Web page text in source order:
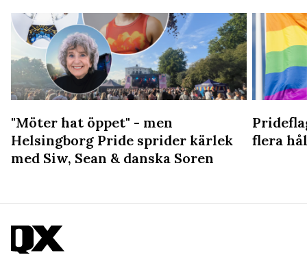
"Möter hat öppet" - men
Helsingborg Pride sprider kärlek
med Siw, Sean & danska Soren
flera